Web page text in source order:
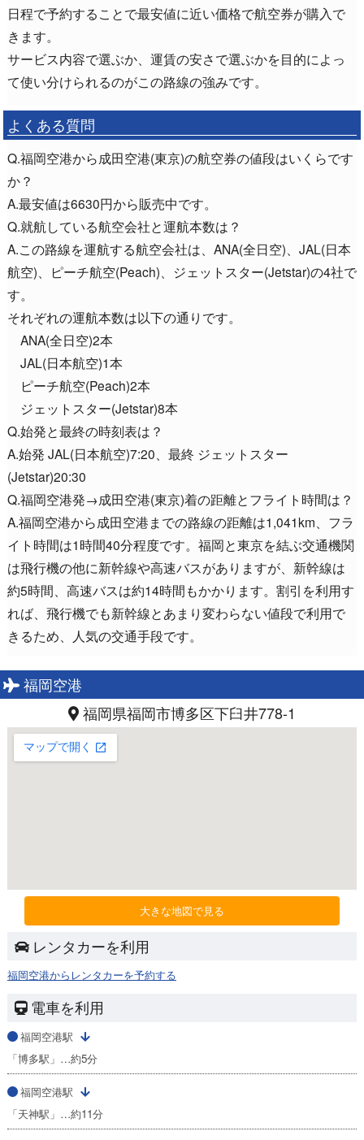
日程で予約することで最安値に近い価格で航空券が購入で
きます。
サービス内容で選ぶか、運賃の安さで選ぶかを目的によっ
て使い分けられるのがこの路線の強みです。
よくある質問
Q.福岡空港から成田空港(東京)の航空券の値段はいくらです
か？
A.最安値は6630円から販売中です。
Q.就航している航空会社と運航本数は？
A.この路線を運航する航空会社は、ANA(全日空)、JAL(日本
航空)、ピーチ航空(Peach)、ジェットスター(Jetstar)の4社で
す。
それぞれの運航本数は以下の通りです。
ANA(全日空)2本
JAL(日本航空)1本
ピーチ航空(Peach)2本
ジェットスター(Jetstar)8本
Q.始発と最終の時刻表は？
A.始発 JAL(日本航空)7:20、最終 ジェットスター
(Jetstar)20:30
Q.福岡空港発→成田空港(東京)着の距離とフライト時間は？
A.福岡空港から成田空港までの路線の距離は1,041km、フラ
イト時間は1時間40分程度です。福岡と東京を結ぶ交通機関
は飛行機の他に新幹線や高速バスがありますが、新幹線は
約5時間、高速バスは約14時間もかかります。割引を利用す
れば、飛行機でも新幹線とあまり変わらない値段で利用で
きるため、人気の交通手段です。
福岡空港
福岡県福岡市博多区下臼井778-1
大きな地図で見る
レンタカーを利用
福岡空港からレンタカーを予約する
電車を利用
福岡空港駅
「博多駅」…約5分
福岡空港駅
「天神駅」…約11分